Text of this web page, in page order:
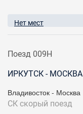
Нет мест
Поезд 009Н
ИРКУТСК - МОСКВА
Владивосток - Москва
СК скорый поезд